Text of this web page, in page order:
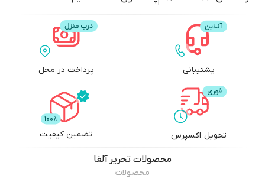
پشتیبانی پرداخت در محل
تحویل اکسپرس تضمین کیفیت
محصولات تحریر آلفا
محصولات